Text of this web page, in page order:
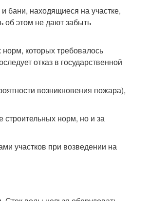
бани, находящиеся на участке,
об этом не дают забыть
которых требовалось
отказ в государственной
возникновения пожара),
строительных норм, но и за
участков при возведении на